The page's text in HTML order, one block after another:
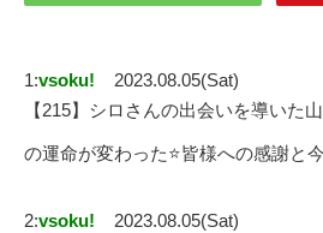
1:vsoku!
2023.08.05(Sat)
【215】シロさんの出会いを導いた
の運命が変わった⭐️皆様への感謝と
2:vsoku! 2023.08.05(Sat)